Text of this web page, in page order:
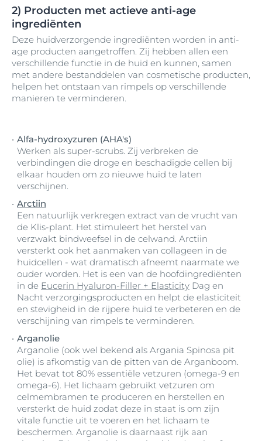
2) Producten met actieve anti-age
ingrediënten
Deze huidverzorgende ingrediënten worden in anti-
age producten aangetroffen. Zij hebben allen een
verschillende functie in de huid en kunnen, samen
met andere bestanddelen van cosmetische producten,
helpen het ontstaan van rimpels op verschillende
manieren te verminderen.
Alfa-hydroxyzuren (AHA's)
Werken als super-scrubs. Zij verbreken de
verbindingen die droge en beschadigde cellen bij
elkaar houden om zo nieuwe huid te laten
verschijnen.
Arctiin
Een natuurlijk verkregen extract van de vrucht van
de Klis-plant. Het stimuleert het herstel van
verzwakt bindweefsel in de celwand. Arctiin
versterkt ook het aanmaken van collageen in de
huidcellen - wat dramatisch afneemt naarmate we
ouder worden. Het is een van de hoofdingrediënten
in de Eucerin Hyaluron-Filler + Elasticity Dag en
Nacht verzorgingsproducten en helpt de elasticiteit
en stevigheid in de rijpere huid te verbeteren en de
verschijning van rimpels te verminderen.
Arganolie
Arganolie (ook wel bekend als Argania Spinosa pit
olie) is afkomstig van de pitten van de Arganboom.
Het bevat tot 80% essentiële vetzuren (omega-9 en
omega-6). Het lichaam gebruikt vetzuren om
celmembramen te produceren en herstellen en
versterkt de huid zodat deze in staat is om zijn
vitale functie uit te voeren en het lichaam te
beschermen. Arganolie is daarnaast rijk aan